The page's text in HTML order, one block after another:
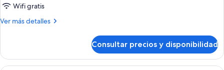
Suite)
cama
matrimonio
de
Wifi gratis
Ver más detalles
Más
Deluxe,
Consultar precios y disponibilidad